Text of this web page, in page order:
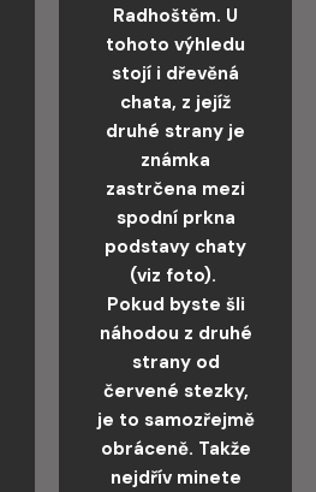
Radhoštěm. U
tohoto výhledu
stojí i dřevěná
chata, z jejíž
druhé strany je
známka
zastrčena mezi
spodní prkna
podstavy chaty
(viz foto).
Pokud byste šli
náhodou z druhé
strany od
červené stezky,
je to samozřejmě
obráceně. Takže
nejdřív minete